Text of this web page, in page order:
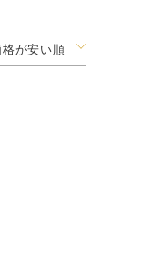
格が安い順